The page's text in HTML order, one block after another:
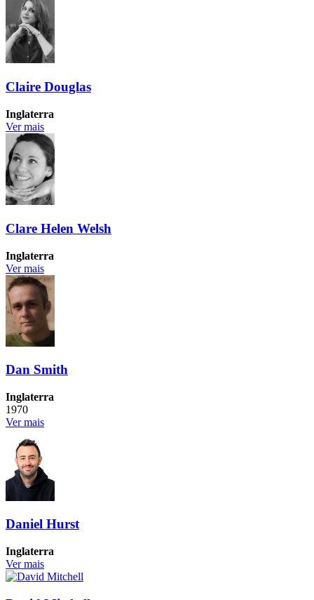
Claire Douglas
Inglaterra
Ver mais
Clare Helen Welsh
Inglaterra
Ver mais
Dan Smith
Inglaterra
1970
Ver mais
Daniel Hurst
Inglaterra
Ver mais